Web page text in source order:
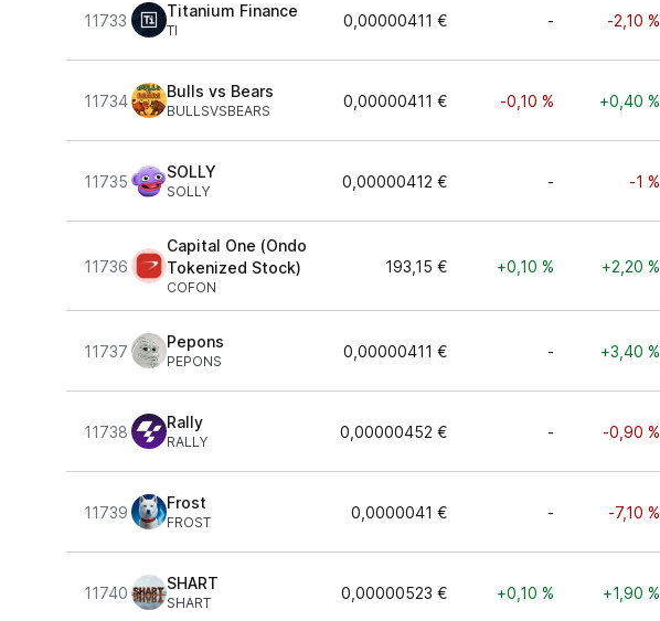
11733
Titanium Finance
TI
0,00000411 € - -2,10 %
11734
Bulls vs Bears
BULLSVSBEARS
0,00000411 € -0,10 % +0,40 %
11735
SOLLY
SOLLY
0,00000412 € - -1 %
11736
Capital One (Ondo
Tokenized Stock)
COFON
193,15 € +0,10 % +2,20 %
11737
Pepons
PEPONS
0,00000411 € - +3,40 %
11738
Rally
RALLY
0,00000452 € - -0,90 %
11739
Frost
FROST
0,0000041 € - -7,10 %
11740
SHART
SHART
0,00000523 € +0,10 % +1,90 %